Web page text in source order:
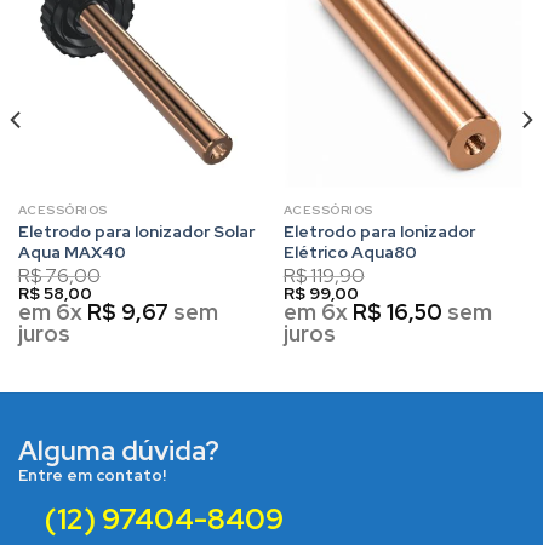
ACESSÓRIOS
Eletrodo para Ionizador Solar
Aqua MAX40
R$76,00
R$58,00
em 6x R$ 9,67 sem
juros
ACESSÓRIOS
Eletrodo para Ionizador
Elétrico Aqua80
R$119,90
R$99,00
em 6x R$ 16,50 sem
juros
Alguma dúvida?
Entre em contato!
(12) 97404-8409